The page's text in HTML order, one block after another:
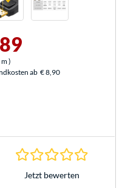
m)
ab € 8,90
Jetzt bewerten